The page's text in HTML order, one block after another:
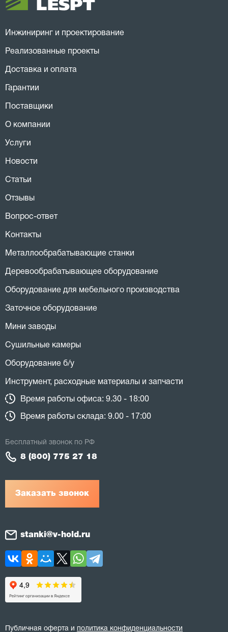
Инжиниринг и проектирование
Реализованные проекты
Доставка и оплата
Гарантии
Поставщики
О компании
Услуги
Новости
Статьи
Отзывы
Вопрос-ответ
Контакты
Металлообрабатывающие станки
Деревообрабатывающее оборудование
Оборудование для мебельного производства
Заточное оборудование
Мини заводы
Сушильные камеры
Оборудование б/у
Инструмент, расходные материалы и запчасти
Время работы офиса: 9.30 - 18:00
Время работы склада: 9.00 - 17:00
Заказать звонок
Бесплатный звонок по РФ
8 (800) 775 27 18
stanki@v-hold.ru
Публичная оферта и политика конфиденциальности